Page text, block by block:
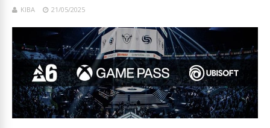
KIBA 21/05/2025